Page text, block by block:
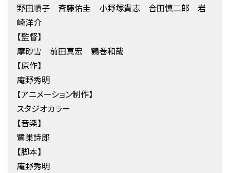
野田順子 斉藤佑圭 小野塚貴志 合田慎二郎 岩
崎洋介
【監督】
摩砂雪 前田真宏 鶴巻和哉
【原作】
庵野秀明
【アニメーション制作】
スタジオカラー
【音楽】
鷺巣詩郎
【脚本】
庵野秀明